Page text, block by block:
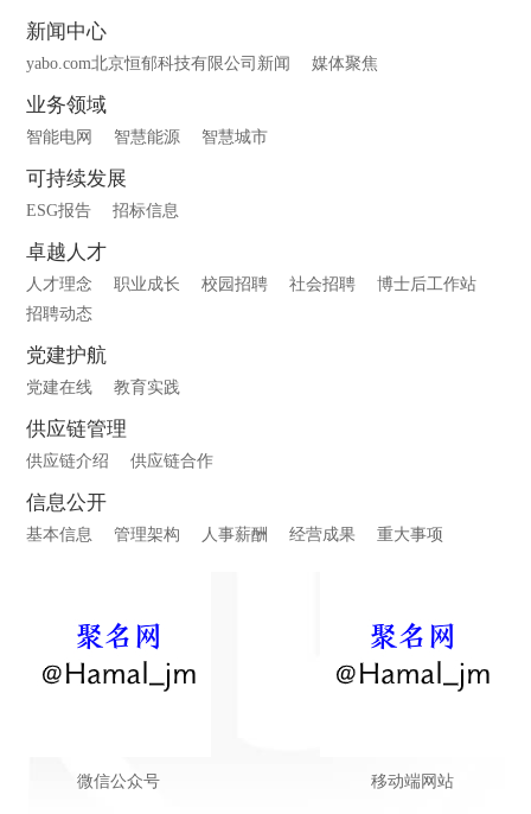
新闻中心
yabo.com北京恒郁科技有限公司新闻 媒体聚焦
业务领域
智能电网 智慧能源 智慧城市
可持续发展
ESG报告 招标信息
卓越人才
人才理念 职业成长 校园招聘 社会招聘
博士后工作站
招聘动态
党建护航
党建在线 教育实践
供应链管理
供应链介绍 供应链合作
信息公开
基本信息 管理架构 人事薪酬 经营成果 重大事项
微信公众号 移动端网站